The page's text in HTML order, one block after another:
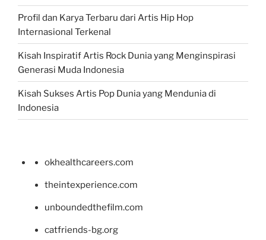
Profil dan Karya Terbaru dari Artis Hip Hop
Internasional Terkenal
Kisah Inspiratif Artis Rock Dunia yang Menginspirasi
Generasi Muda Indonesia
Kisah Sukses Artis Pop Dunia yang Mendunia di
Indonesia
okhealthcareers.com
theintexperience.com
unboundedthefilm.com
catfriends-bg.org